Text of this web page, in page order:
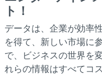
ト！
データは、企業が効率
を得て、新しい市場に
で、ビジネスの世界を
れらの情報はすべてコ